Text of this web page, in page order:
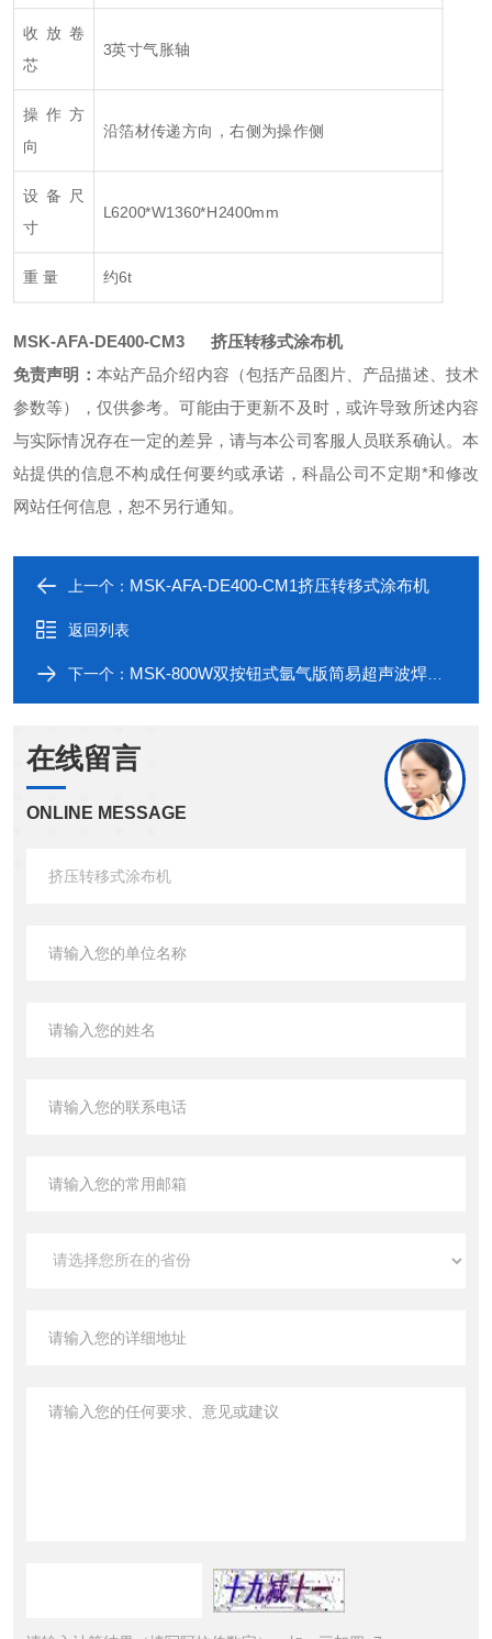
收放卷
芯
3英寸气胀轴
操作方
向
沿箔材传递方向，右侧为操作侧
设备尺
寸
L6200*W1360*H2400mm
重 量 约6t
MSK-AFA-DE400-CM3 挤压转移式涂布机
免责声明： 本站产品介绍内容（包括产品图片、产品描述、技术
参数等），仅供参考。可能由于更新不及时，或许导致所述内容
与实际情况存在一定的差异，请与本公司客服人员联系确认。本
站提供的信息不构成任何要约或承诺，科晶公司不定期*和修改
网站任何信息，恕不另行通知。
上一个： MSK-AFA-DE400-CM1挤压转移式涂布机
返回列表
下一个： MSK-800W双按钮式氩气版简易超声波焊接机（按键式）
在线留言
ONLINE MESSAGE